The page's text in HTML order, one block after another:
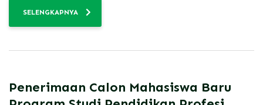
SELENGKAPNYA
Penerimaan Calon Mahasiswa Baru